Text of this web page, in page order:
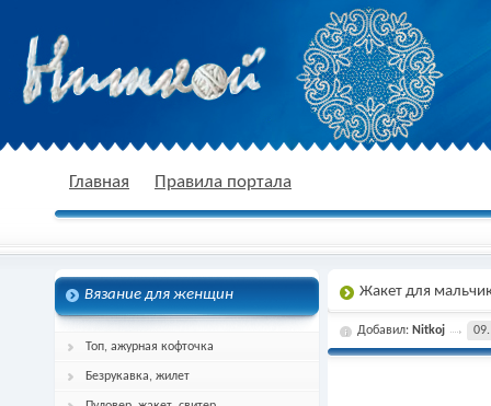
спицами, схема и описание
Главная Правила портала
Вязание для женщин
Топ, ажурная кофточка
Безрукавка, жилет
Жакет для
Добавил: Nitkoj